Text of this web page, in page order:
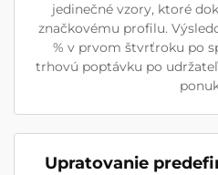
jedinečné vzory, ktoré
značkovému profilu.
% v prvom štvrťroku po
trhovú poptávku po
Upratovanie